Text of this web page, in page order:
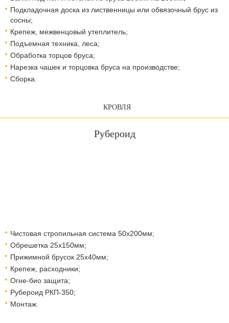
Подкладочная доска из лиственницы или обвязочный брус из
сосны;
Крепеж, межвенцовый утеплитель;
Подъемная техника, леса;
Обработка торцов бруса;
Нарезка чашек и торцовка бруса на производстве;
Сборка.
КРОВЛЯ
Рубероид
Чистовая стропильная система 50х200мм;
Обрешетка 25х150мм;
Прижимной брусок 25х40мм;
Крепеж, расходники;
Огне-био защита;
Рубероид РКП-350;
Монтаж.